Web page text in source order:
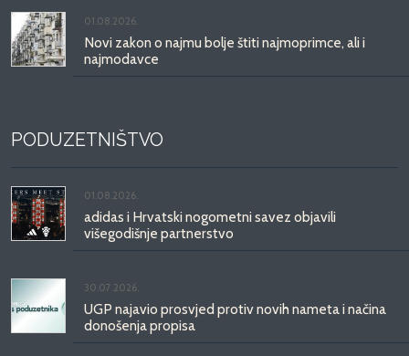
01.08.2026.
Novi zakon o najmu bolje štiti najmoprimce, ali i
najmodavce
PODUZETNIŠTVO
01.08.2026.
adidas i Hrvatski nogometni savez objavili
višegodišnje partnerstvo
30.07.2026.
UGP najavio prosvjed protiv novih nameta i načina
donošenja propisa